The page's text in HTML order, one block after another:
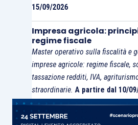
conclusione, oltre ad aprire
governance di questo tipo di
fatto, laparificazione tra
socio cooperatore.
necessario verificare la
condizioni, quale la
socio alle adunanze, il
scelte gestionali e
l’esercizio della
15/09/2026
Impresa agricola:
regime fiscale
Master operativo sulla fiscalità e
imprese agricole: regime fiscale,
tassazione redditi, IVA,
straordinarie. A partire dal 10/